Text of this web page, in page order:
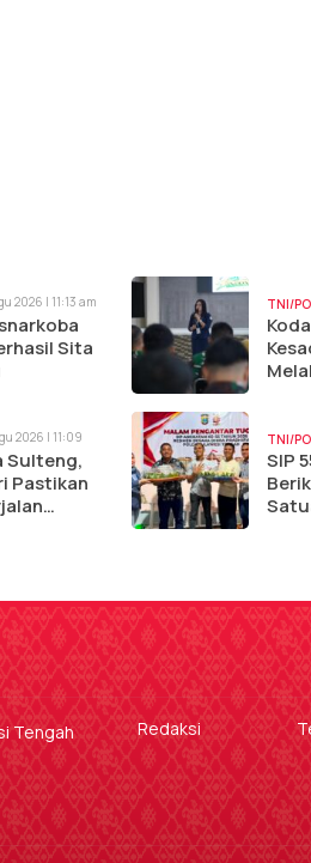
2026 | 11:13 am
Sita
TNI/
2026 | 11:09
Sulteng,
Pastikan
TNI/
SIP
Tengah
Redaksi